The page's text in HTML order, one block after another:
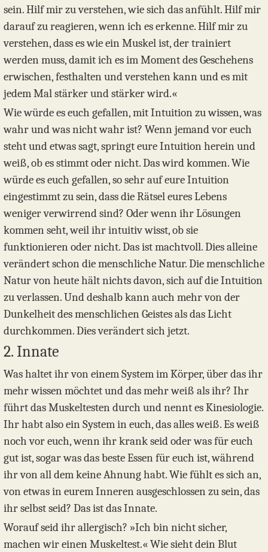
sein. Hilf mir zu verstehen, wie sich das anfühlt. Hilf mir
darauf zu reagieren, wenn ich es erkenne. Hilf mir zu
verstehen, dass es wie ein Muskel ist, der trainiert
werden muss, damit ich es im Moment des Geschehens
erwischen, festhalten und verstehen kann und es mit
jedem Mal stärker und stärker wird.«
Wie würde es euch gefallen, mit Intuition zu wissen, was
wahr und was nicht wahr ist? Wenn jemand vor euch
steht und etwas sagt, springt eure Intuition herein und
weiß, ob es stimmt oder nicht. Das wird kommen. Wie
würde es euch gefallen, so sehr auf eure Intuition
eingestimmt zu sein, dass die Rätsel eures Lebens
weniger verwirrend sind? Oder wenn ihr Lösungen
kommen seht, weil ihr intuitiv wisst, ob sie
funktionieren oder nicht. Das ist machtvoll. Dies alleine
verändert schon die menschliche Natur. Die menschliche
Natur von heute hält nichts davon, sich auf die Intuition
zu verlassen. Und deshalb kann auch mehr von der
Dunkelheit des menschlichen Geistes als das Licht
durchkommen. Dies verändert sich jetzt.
2. Innate
Was haltet ihr von einem System im Körper, über das ihr
mehr wissen möchtet und das mehr weiß als ihr? Ihr
führt das Muskeltesten durch und nennt es Kinesiologie.
Ihr habt also ein System in euch, das alles weiß. Es weiß
noch vor euch, wenn ihr krank seid oder was für euch
gut ist, sogar was das beste Essen für euch ist, während
ihr von all dem keine Ahnung habt. Wie fühlt es sich an,
von etwas in eurem Inneren ausgeschlossen zu sein, das
ihr selbst seid? Das ist das Innate.
Worauf seid ihr allergisch? »Ich bin nicht sicher,
machen wir einen Muskeltest.« Wie sieht dein Blut